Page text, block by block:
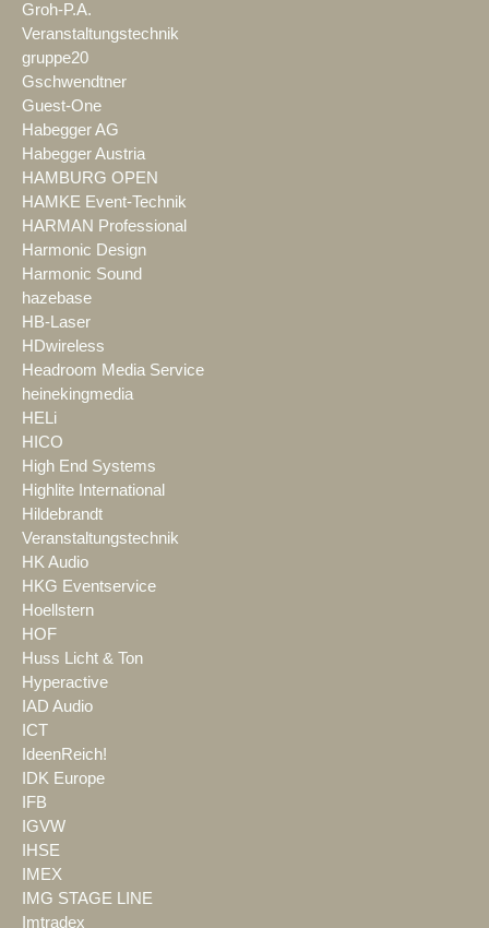
Groh-P.A.
Veranstaltungstechnik
gruppe20
Gschwendtner
Guest-One
Habegger AG
Habegger Austria
HAMBURG OPEN
HAMKE Event-Technik
HARMAN Professional
Harmonic Design
Harmonic Sound
hazebase
HB-Laser
HDwireless
Headroom Media Service
heinekingmedia
HELi
HICO
High End Systems
Highlite International
Hildebrandt
Veranstaltungstechnik
HK Audio
HKG Eventservice
Hoellstern
HOF
Huss Licht & Ton
Hyperactive
IAD Audio
ICT
IdeenReich!
IDK Europe
IFB
IGVW
IHSE
IMEX
IMG STAGE LINE
Imtradex